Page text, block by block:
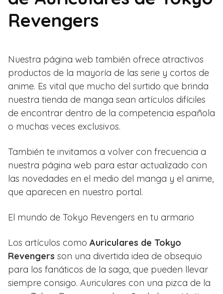
Revengers
Nuestra página web también ofrece atractivos
productos de la mayoría de las serie y cortos de
anime. Es vital que mucho del surtido que brinda
nuestra tienda de manga sean artículos difíciles
de encontrar dentro de la competencia española
o muchas veces exclusivos.
También te invitamos a volver con frecuencia a
nuestra página web para estar actualizado con
las novedades en el medio del manga y el anime,
que aparecen en nuestro portal.
El mundo de Tokyo Revengers en tu armario
Los artículos como Auriculares de Tokyo
Revengers son una divertida idea de obsequio
para los fanáticos de la saga, que pueden llevar
siempre consigo. Auriculares con una pizca de la